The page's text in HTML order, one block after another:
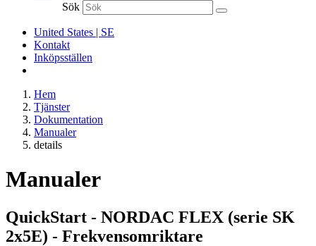
Sök
United States | SE
Kontakt
Inköpsställen
Hem
Tjänster
Dokumentation
Manualer
details
Manualer
QuickStart - NORDAC FLEX (serie SK
2x5E) - Frekvensomriktare